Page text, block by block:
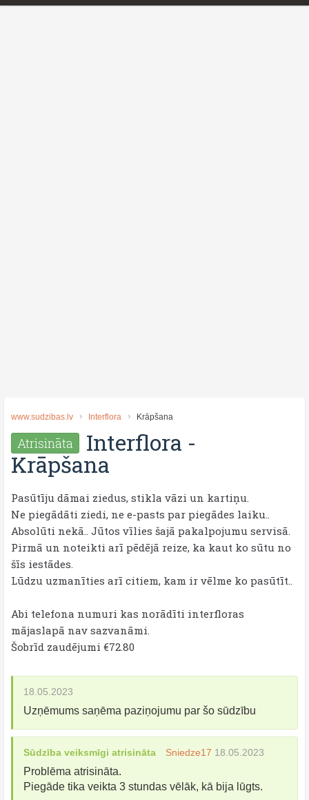
www.sudzibas.lv Interflora Krāpšana
Atrisināta Interflora -
Krāpšana
Pasūtīju dāmai ziedus, stikla vāzi un kartiņu.
Ne piegādāti ziedi, ne e-pasts par piegādes laiku..
Absolūti nekā.. Jūtos vīlies šajā pakalpojumu servisā.
Pirmā un noteikti arī pēdējā reize, ka kaut ko sūtu no
šīs iestādes.
Lūdzu uzmanīties arī citiem, kam ir vēlme ko pasūtīt..
Abi telefona numuri kas norādīti interfloras
mājaslapā nav sazvanāmi.
Šobrīd zaudējumi €72.80
18.05.2023
Uzņēmums saņēma paziņojumu par šo sūdzību
Sūdzība veiksmīgi atrisināta Sniedze17 18.05.2023
Problēma atrisināta.
Piegāde tika veikta 3 stundas vēlāk, kā bija lūgts.